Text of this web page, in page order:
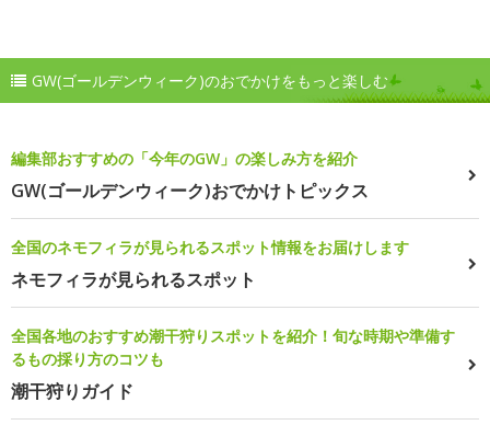
GW(ゴールデンウィーク)のおでかけをもっと楽しむ
編集部おすすめの「今年のGW」の楽しみ方を紹介
GW(ゴールデンウィーク)おでかけトピックス
全国のネモフィラが見られるスポット情報をお届けします
ネモフィラが見られるスポット
全国各地のおすすめ潮干狩りスポットを紹介！旬な時期や準備す
るもの採り方のコツも
潮干狩りガイド